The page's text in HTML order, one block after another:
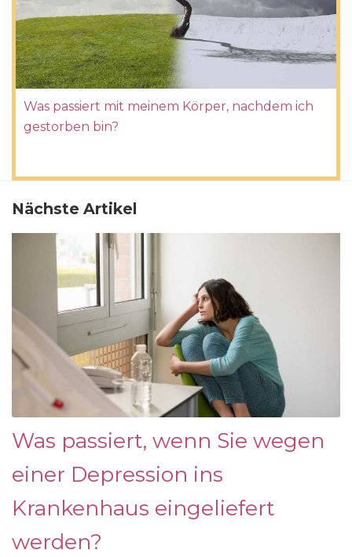
Was passiert mit meinem Körper, nachdem ich
gestorben bin?
Nächste Artikel
Was passiert, wenn Sie wegen
einer Depression ins
Krankenhaus eingeliefert
werden?